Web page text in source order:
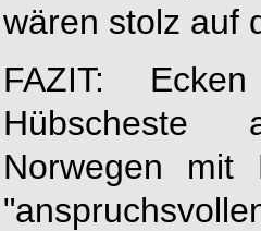
wären stolz auf
FAZIT:
Norwegen